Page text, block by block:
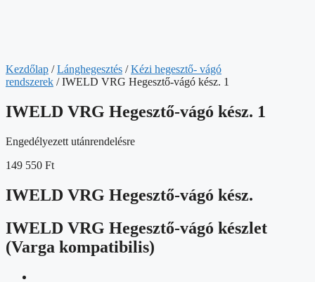
Kezdőlap /Lánghegesztés /Kézi hegesztő- vágó
rendszerek / IWELD VRG Hegesztő-vágó kész. 1
IWELD VRG Hegesztő-vágó kész. 1
Engedélyezett utánrendelésre
149 550 Ft
IWELD VRG Hegesztő-vágó kész.
IWELD VRG Hegesztő-vágó készlet
(Varga kompatibilis)